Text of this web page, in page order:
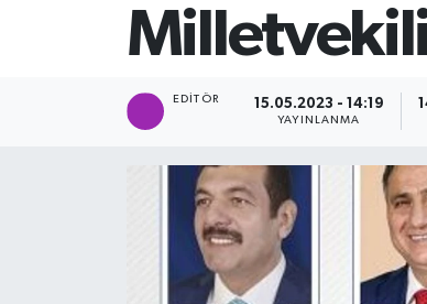
Milletvekili
EDITÖR 15.05.2023 - 14:19
YAYINLANMA
Namaz Vakitleri
Süper Lig Puan Durumu ve Fikstür
Son Dakika Haberleri